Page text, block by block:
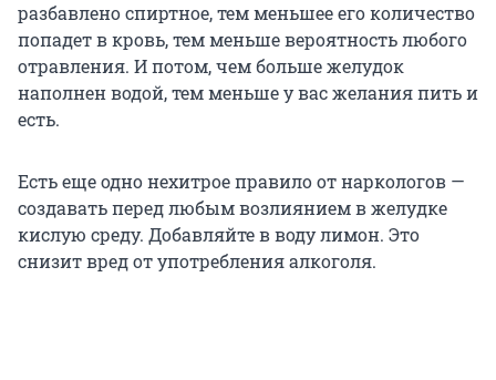
разбавлено спиртное, тем меньшее его количество
попадет в кровь, тем меньше вероятность любого
отравления. И потом, чем больше желудок
наполнен водой, тем меньше у вас желания пить и
есть.
Есть еще одно нехитрое правило от наркологов —
создавать перед любым возлиянием в желудке
кислую среду. Добавляйте в воду лимон. Это
снизит вред от употребления алкоголя.